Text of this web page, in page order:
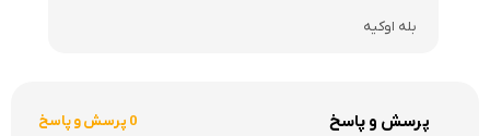
بله اوکیه
پرسش و پاسخ 0 پرسش و پاسخ